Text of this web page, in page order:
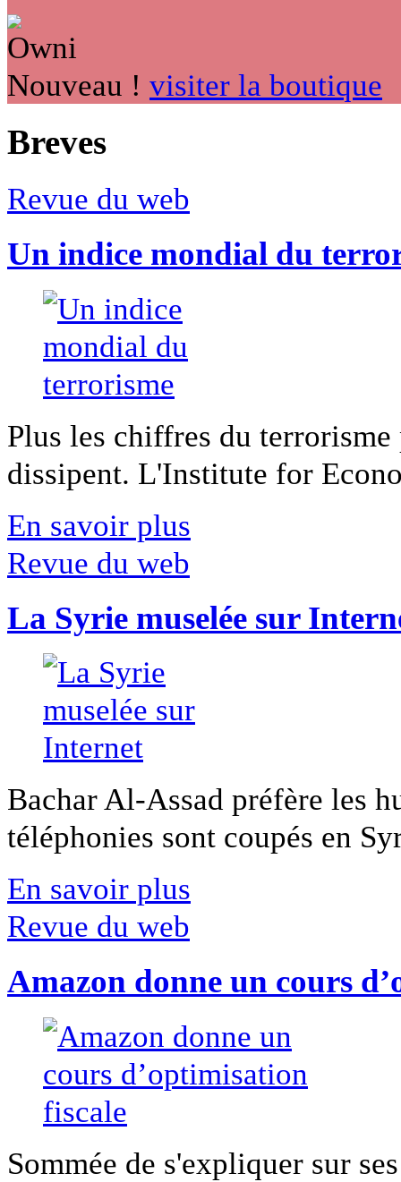
Nouveau ! visiter la boutique
Breves
Revue du web
Un indice mondial du
Plus les chiffres du
dissipent. L'Institute for
En savoir plus
Revue du web
La Syrie muselée sur
Bachar Al-Assad préfère les
téléphonies sont coupés en
En savoir plus
Revue du web
Amazon donne un cours
Sommée de s'expliquer sur